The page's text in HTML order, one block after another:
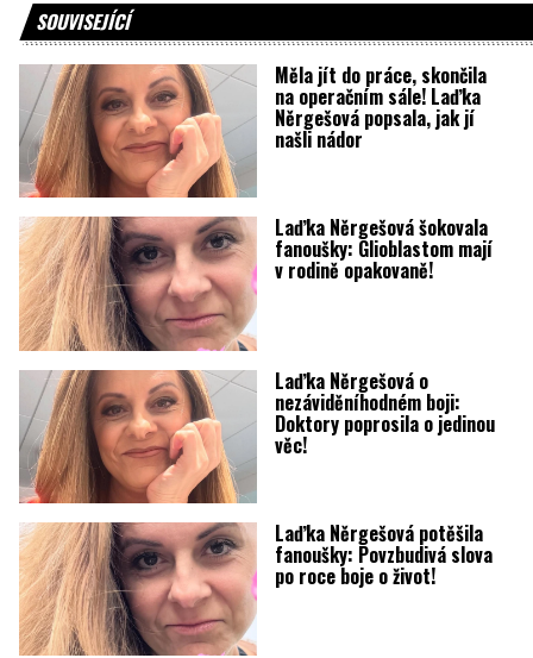
SOUVISEJÍCÍ
Měla jít do práce, skončila
na operačním sále! Laďka
Něrgešová popsala, jak jí
našli nádor
Laďka Něrgešová šokovala
fanoušky: Glioblastom mají
v rodině opakovaně!
Laďka Něrgešová o
nezáviděníhodném boji:
Doktory poprosila o jedinou
věc!
Laďka Něrgešová potěšila
fanoušky: Povzbudivá slova
po roce boje o život!